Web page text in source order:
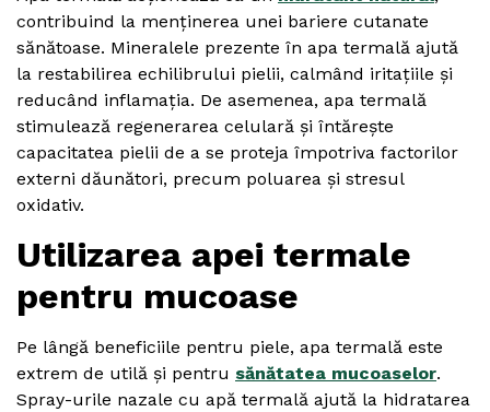
contribuind la menținerea unei bariere cutanate
sănătoase. Mineralele prezente în apa termală ajută
la restabilirea echilibrului pielii, calmând iritațiile și
reducând inflamația. De asemenea, apa termală
stimulează regenerarea celulară și întărește
capacitatea pielii de a se proteja împotriva factorilor
externi dăunători, precum poluarea și stresul
oxidativ.
Utilizarea apei termale
pentru mucoase
Pe lângă beneficiile pentru piele, apa termală este
extrem de utilă și pentru sănătatea mucoaselor.
Spray-urile nazale cu apă termală ajută la hidratarea